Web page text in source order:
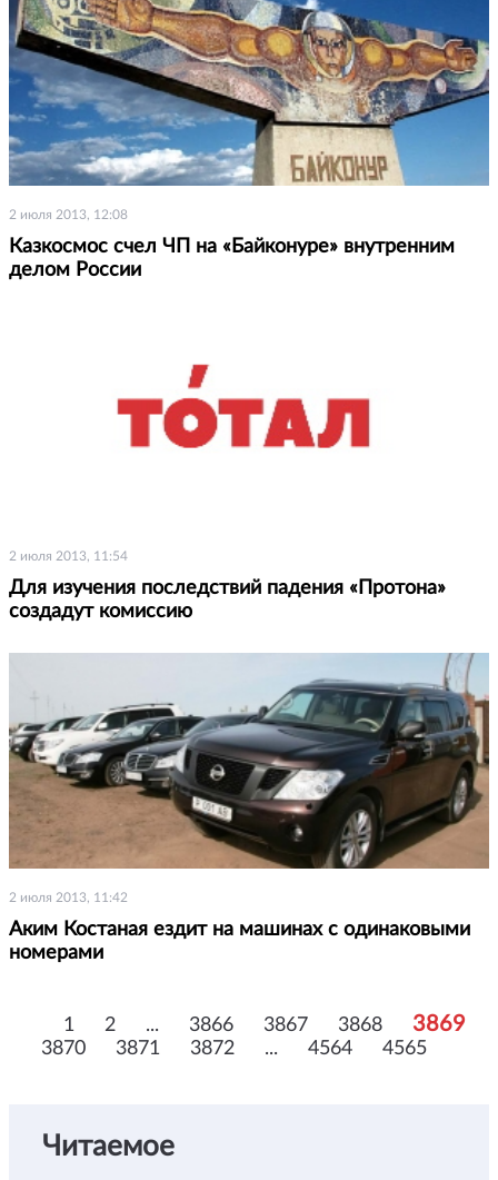
2 июля 2013, 12:08
Казкосмос счел ЧП на «Байконуре» внутренним
делом России
2 июля 2013, 11:54
Для изучения последствий падения «Протона»
создадут комиссию
2 июля 2013, 11:42
Аким Костаная ездит на машинах с одинаковыми
номерами
1 2 ... 3866 3867 3868 3869
3870 3871 3872 ... 4564 4565
Читаемое